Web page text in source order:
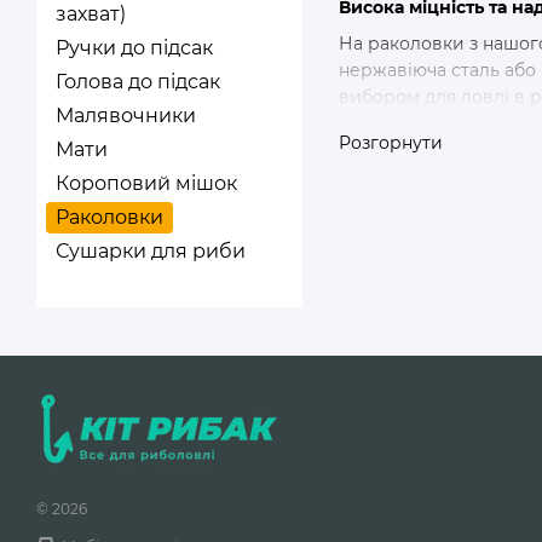
Висока міцність та
На раколовки з
нержавіюча сталь або
вибором для ловлі в
Легкість
Переваги покупки у
Купуючи раколовки у
Професійне
Швидка доставка
Розгорнути
захват)
Ручки до підсак
Голова до підсак
Малявочники
Мати
Короповий мішок
Раколовки
Сушарки для риби
© 2026